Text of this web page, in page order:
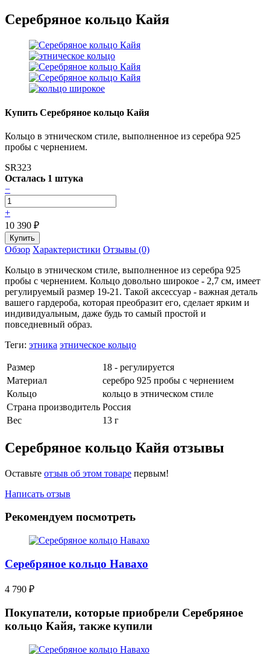
Серебряное кольцо Кайя
Купить Серебряное кольцо Кайя
Кольцо в этническом стиле, выполненное из серебра 925
пробы с чернением.
SR323
Осталась 1 штука
−
+
10 390 ₽
Обзор Характеристики Отзывы (0)
Кольцо в этническом стиле, выполненное из серебра 925
пробы с чернением. Кольцо довольно широкое - 2,7 см, имеет
регулируемый размер 19-21. Такой аксессуар - важная деталь
вашего гардероба, которая преобразит его, сделает ярким и
индивидуальным, даже будь то самый простой и
повседневный образ.
Теги: этника этническое кольцо
Размер
18 - регулируется
Материал
серебро 925 пробы с чернением
Кольцо
кольцо в этническом стиле
Страна производитель Россия
Вес
13 г
Серебряное кольцо Кайя отзывы
Оставьте отзыв об этом товаре первым!
Написать отзыв
Рекомендуем посмотреть
Серебряное кольцо Навахо
4 790 ₽
Покупатели, которые приобрели Серебряное
кольцо Кайя, также купили